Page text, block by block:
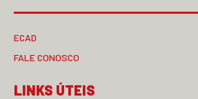
ECAD
FALE CONOSCO
LINKS ÚTEIS